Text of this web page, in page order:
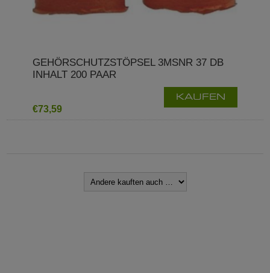
GEHÖRSCHUTZSTÖPSEL 3MSNR 37 DB
INHALT 200 PAAR
€73,59
KAUFEN